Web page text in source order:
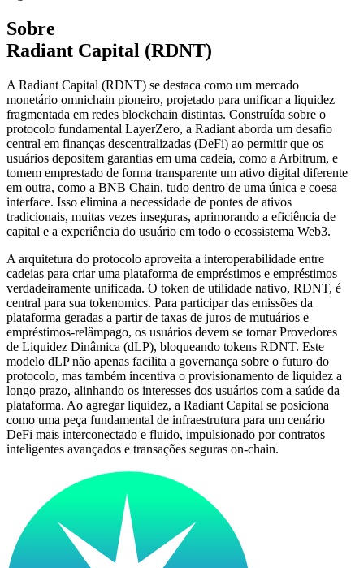
Sobre
Radiant Capital (RDNT)
A Radiant Capital (RDNT) se destaca como um mercado
monetário omnichain pioneiro, projetado para unificar a liquidez
fragmentada em redes blockchain distintas. Construída sobre o
protocolo fundamental LayerZero, a Radiant aborda um desafio
central em finanças descentralizadas (DeFi) ao permitir que os
usuários depositem garantias em uma cadeia, como a Arbitrum, e
tomem emprestado de forma transparente um ativo digital diferente
em outra, como a BNB Chain, tudo dentro de uma única e coesa
interface. Isso elimina a necessidade de pontes de ativos
tradicionais, muitas vezes inseguras, aprimorando a eficiência de
capital e a experiência do usuário em todo o ecossistema Web3.
A arquitetura do protocolo aproveita a interoperabilidade entre
cadeias para criar uma plataforma de empréstimos e empréstimos
verdadeiramente unificada. O token de utilidade nativo, RDNT, é
central para sua tokenomics. Para participar das emissões da
plataforma geradas a partir de taxas de juros de mutuários e
empréstimos-relâmpago, os usuários devem se tornar Provedores
de Liquidez Dinâmica (dLP), bloqueando tokens RDNT. Este
modelo dLP não apenas facilita a governança sobre o futuro do
protocolo, mas também incentiva o provisionamento de liquidez a
longo prazo, alinhando os interesses dos usuários com a saúde da
plataforma. Ao agregar liquidez, a Radiant Capital se posiciona
como uma peça fundamental de infraestrutura para um cenário
DeFi mais interconectado e fluido, impulsionado por contratos
inteligentes avançados e transações seguras on-chain.